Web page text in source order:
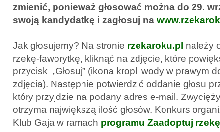
zmienić, ponieważ głosować można do 29.
swoją kandydatkę i zagłosuj na
Jak głosujemy? Na stronie rzekaroku.pl należy
rzekę-faworytkę, kliknąć na zdjęcie, które
przycisk „Głosuj” (ikona kropli wody w prawym
zdjęcia). Następnie potwierdzić oddanie głosu
który przyjdzie na podany adres e-mail.
otrzyma największą ilość głosów. Konkurs
Klub Gaja w ramach programu Zaadoptuj rzekę